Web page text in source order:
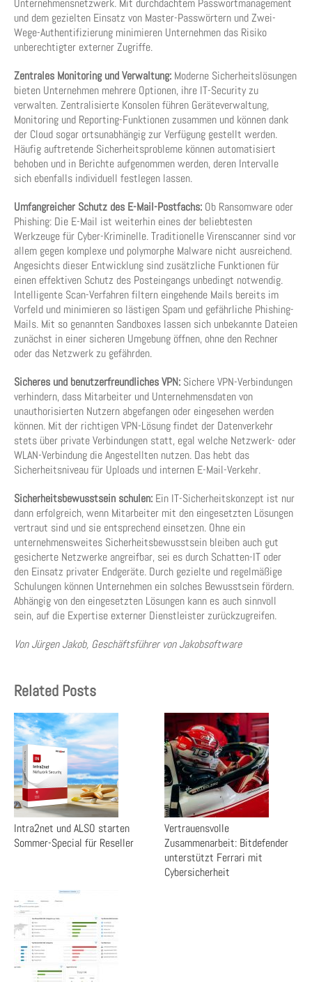
Unternehmensnetzwerk. Mit durchdachtem Passwortmanagement
und dem gezielten Einsatz von Master-Passwörtern und Zwei-
Wege-Authentifizierung minimieren Unternehmen das Risiko
unberechtigter externer Zugriffe.
Zentrales Monitoring und Verwaltung: Moderne Sicherheitslösungen
bieten Unternehmen mehrere Optionen, ihre IT-Security zu
verwalten. Zentralisierte Konsolen führen Geräteverwaltung,
Monitoring und Reporting-Funktionen zusammen und können dank
der Cloud sogar ortsunabhängig zur Verfügung gestellt werden.
Häufig auftretende Sicherheitsprobleme können automatisiert
behoben und in Berichte aufgenommen werden, deren Intervalle
sich ebenfalls individuell festlegen lassen.
Umfangreicher Schutz des E-Mail-Postfachs: Ob Ransomware oder
Phishing: Die E-Mail ist weiterhin eines der beliebtesten
Werkzeuge für Cyber-Kriminelle. Traditionelle Virenscanner sind vor
allem gegen komplexe und polymorphe Malware nicht ausreichend.
Angesichts dieser Entwicklung sind zusätzliche Funktionen für
einen effektiven Schutz des Posteingangs unbedingt notwendig.
Intelligente Scan-Verfahren filtern eingehende Mails bereits im
Vorfeld und minimieren so lästigen Spam und gefährliche Phishing-
Mails. Mit so genannten Sandboxes lassen sich unbekannte Dateien
zunächst in einer sicheren Umgebung öffnen, ohne den Rechner
oder das Netzwerk zu gefährden.
Sicheres und benutzerfreundliches VPN: Sichere VPN-Verbindungen
verhindern, dass Mitarbeiter und Unternehmensdaten von
unauthorisierten Nutzern abgefangen oder eingesehen werden
können. Mit der richtigen VPN-Lösung findet der Datenverkehr
stets über private Verbindungen statt, egal welche Netzwerk- oder
WLAN-Verbindung die Angestellten nutzen. Das hebt das
Sicherheitsniveau für Uploads und internen E-Mail-Verkehr.
Sicherheitsbewusstsein schulen: Ein IT-Sicherheitskonzept ist nur
dann erfolgreich, wenn Mitarbeiter mit den eingesetzten Lösungen
vertraut sind und sie entsprechend einsetzen. Ohne ein
unternehmensweites Sicherheitsbewusstsein bleiben auch gut
gesicherte Netzwerke angreifbar, sei es durch Schatten-IT oder
den Einsatz privater Endgeräte. Durch gezielte und regelmäßige
Schulungen können Unternehmen ein solches Bewusstsein fördern.
Abhängig von den eingesetzten Lösungen kann es auch sinnvoll
sein, auf die Expertise externer Dienstleister zurückzugreifen.
Von Jürgen Jakob, Geschäftsführer von Jakobsoftware
Related Posts
Intra2net und ALSO starten
Sommer-Special für Reseller
Vertrauensvolle
Zusammenarbeit: Bitdefender
unterstützt Ferrari mit
Cybersicherheit